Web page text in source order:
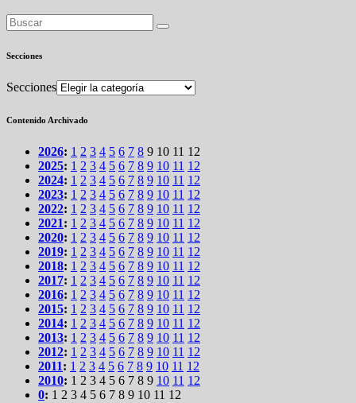
Secciones
Secciones
Contenido Archivado
2026: 1 2 3 4 5 6 7 8 9 10 11 12
2025: 1 2 3 4 5 6 7 8 9 10 11 12
2024: 1 2 3 4 5 6 7 8 9 10 11 12
2023: 1 2 3 4 5 6 7 8 9 10 11 12
2022: 1 2 3 4 5 6 7 8 9 10 11 12
2021: 1 2 3 4 5 6 7 8 9 10 11 12
2020: 1 2 3 4 5 6 7 8 9 10 11 12
2019: 1 2 3 4 5 6 7 8 9 10 11 12
2018: 1 2 3 4 5 6 7 8 9 10 11 12
2017: 1 2 3 4 5 6 7 8 9 10 11 12
2016: 1 2 3 4 5 6 7 8 9 10 11 12
2015: 1 2 3 4 5 6 7 8 9 10 11 12
2014: 1 2 3 4 5 6 7 8 9 10 11 12
2013: 1 2 3 4 5 6 7 8 9 10 11 12
2012: 1 2 3 4 5 6 7 8 9 10 11 12
2011: 1 2 3 4 5 6 7 8 9 10 11 12
2010: 1 2 3 4 5 6 7 8 9 10 11 12
0: 1 2 3 4 5 6 7 8 9 10 11 12